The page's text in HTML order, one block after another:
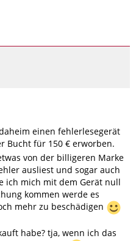
einen fehlerlesegerät
Bucht für 150 € erworben.
von der billigeren Marke
ausliest und sogar auch
ich mich mit dem Gerät null
kommen werde es
mehr zu beschädigen
habe? tja, wenn ich das